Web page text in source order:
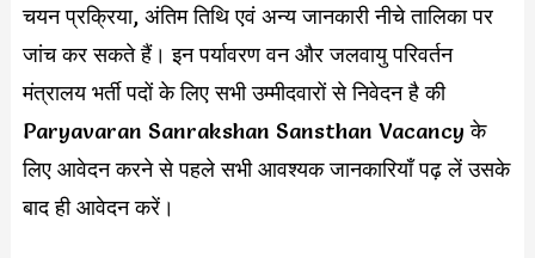
चयन प्रक्रिया, अंतिम तिथि एवं अन्य जानकारी नीचे तालिका पर
जांच कर सकते हैं। इन पर्यावरण वन और जलवायु परिवर्तन
मंत्रालय भर्ती पदों के लिए सभी उम्मीदवारों से निवेदन है की
Paryavaran Sanrakshan Sansthan Vacancy के
लिए आवेदन करने से पहले सभी आवश्यक जानकारियाँ पढ़ लें उसके
बाद ही आवेदन करें।